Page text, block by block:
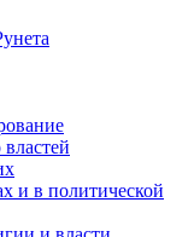
и в политической